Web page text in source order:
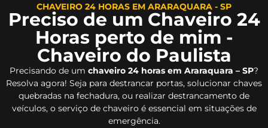
CHAVEIRO 24 HORAS EM ARARAQUARA - SP
Preciso de um Chaveiro 24
Horas perto de mim -
Chaveiro do Paulista
Precisando de um chaveiro 24 horas em Araraquara – SP?
Resolva agora! Seja para destrancar portas, solucionar chaves
quebradas na fechadura, ou realizar destrancamento de
veículos, o serviço de chaveiro é essencial em situações de
emergência.